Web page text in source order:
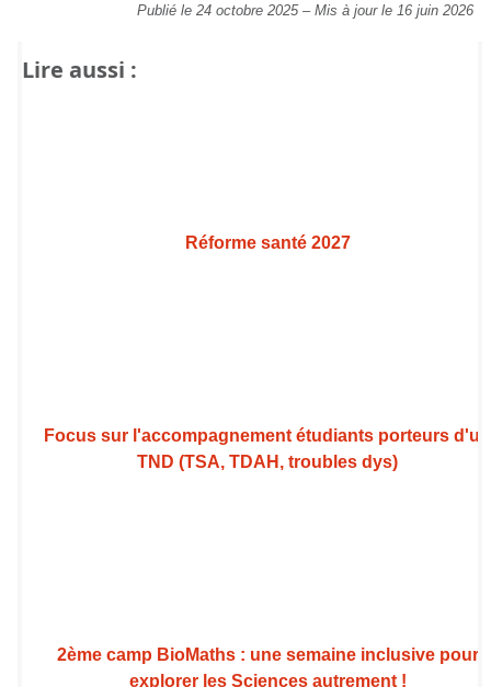
Publié le 24 octobre 2025 – Mis à jour le 16 juin 2026
Lire aussi :
Réforme santé 2027
Focus sur l'accompagnement étudiants porteurs d'un
TND (TSA, TDAH, troubles dys)
2ème camp BioMaths : une semaine inclusive pour
explorer les Sciences autrement !